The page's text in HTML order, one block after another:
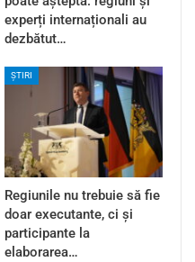
experți internaționali au
dezbătut…
ȘTIRI
Regiunile nu trebuie să fie
doar executante, ci și
participante la
elaborarea…